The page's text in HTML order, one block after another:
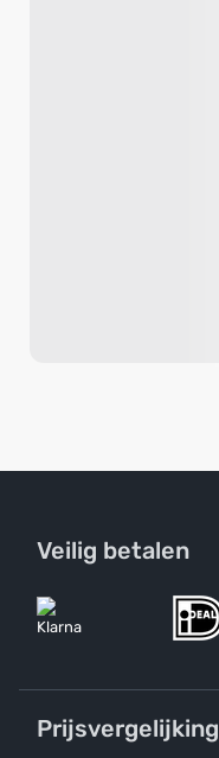
Veilig betalen
Prijsvergelijking